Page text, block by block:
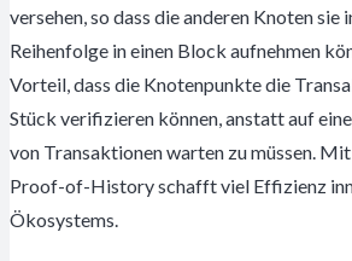
versehen, so dass die anderen Knoten sie
Reihenfolge in einen Block aufnehmen
Vorteil, dass die Knotenpunkte die
Stück verifizieren können, anstatt auf
von Transaktionen warten zu müssen.
Proof-of-History schafft viel Effizienz
Ökosystems.